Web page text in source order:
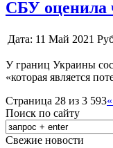
СБУ оценила
Дата: 11 Май 2021
У границ Украины
«которая является
Страница 28 из 3 593
Поиск по сайту
Свежие новости